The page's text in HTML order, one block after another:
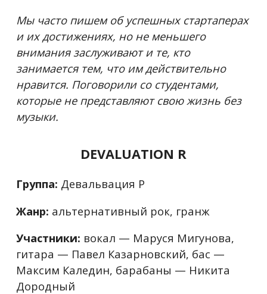
Мы часто пишем об успешных стартаперах
и их достижениях, но не меньшего
внимания заслуживают и те, кто
занимается тем, что им действительно
нравится. Поговорили со студентами,
которые не представляют свою жизнь без
музыки.
DEVALUATION R
Группа: Девальвация Р
Жанр: альтернативный рок, гранж
Участники: вокал — Маруся Мигунова,
гитара — Павел Казарновский, бас —
Максим Каледин, барабаны — Никита
Дородный